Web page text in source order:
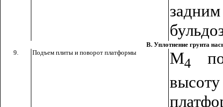
В. Уплотнение грунта
9.
Подъем плиты и поворот платформы М4